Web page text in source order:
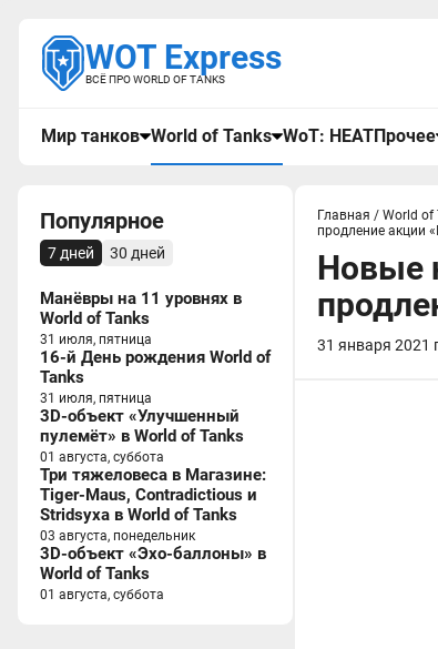
WOT Express
ВСЁ ПРО WORLD OF TANKS
Мир танков World of Tanks WoT: HEATПрочее
Популярное
7 дней 30 дней
Манёвры на 11 уровнях в
World of Tanks
31 июля, пятница
16-й День рождения World of
Tanks
31 июля, пятница
3D-объект «Улучшенный
пулемёт» в World of Tanks
01 августа, суббота
Три тяжеловеса в Магазине:
Tiger-Maus, Contradictious и
Stridsyxa в World of Tanks
03 августа, понедельник
3D-объект «Эхо-баллоны» в
World of Tanks
01 августа, суббота
Главная / World of
продление акции
Новые
31 января 2021